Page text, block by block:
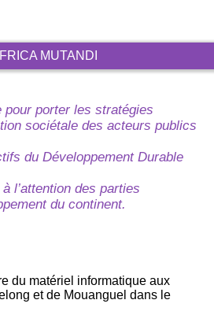
pour porter les stratégies
sociétale des acteurs publics
du Développement Durable
l’attention des parties
du continent.